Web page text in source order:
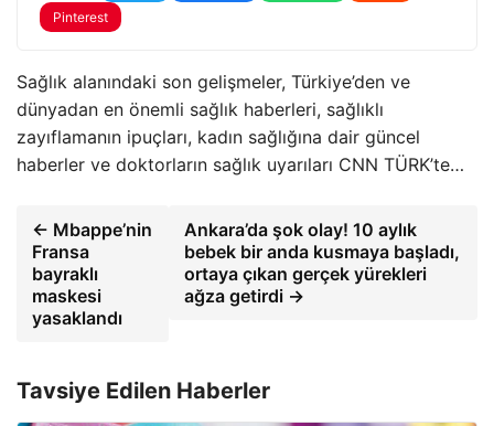
Pinterest
Sağlık alanındaki son gelişmeler, Türkiye’den ve
dünyadan en önemli sağlık haberleri, sağlıklı
zayıflamanın ipuçları, kadın sağlığına dair güncel
haberler ve doktorların sağlık uyarıları CNN TÜRK’te…
← Mbappe’nin
Fransa
bayraklı
maskesi
yasaklandı
Ankara’da şok olay! 10 aylık
bebek bir anda kusmaya başladı,
ortaya çıkan gerçek yürekleri
ağza getirdi →
Tavsiye Edilen Haberler